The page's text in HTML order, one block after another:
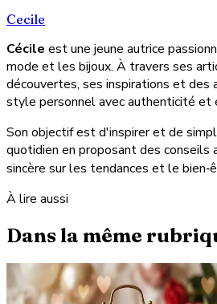
Cecile
Cécile est une jeune autrice
mode et les bijoux. À travers ses
découvertes, ses inspirations et des
style personnel avec authenticité et
Son objectif est d'inspirer et de
quotidien en proposant des conseils
sincère sur les tendances et le
À lire aussi
Dans la même